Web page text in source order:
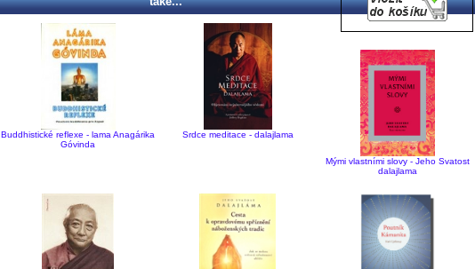
Buddhistické reflexe - lama Anagárika
Góvinda
Srdce meditace - dalajlama
Mými vlastními slovy - Jeho Svatost
dalajlama